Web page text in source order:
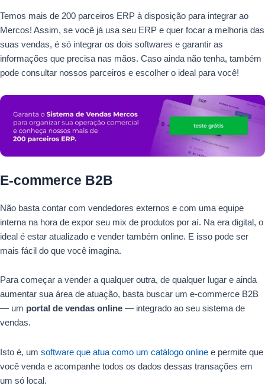
Temos mais de 200 parceiros ERP à disposição para integrar ao
Mercos! Assim, se você já usa seu ERP e quer focar a melhoria das
suas vendas, é só integrar os dois softwares e garantir as
informações que precisa nas mãos. Caso ainda não tenha, também
pode consultar nossos parceiros e escolher o ideal para você!
E-commerce B2B
Não basta contar com vendedores externos e com uma equipe
interna na hora de expor seu mix de produtos por aí. Na era digital, o
ideal é estar atualizado e vender também online. E isso pode ser
mais fácil do que você imagina.
Para começar a vender a qualquer outra, de qualquer lugar e ainda
aumentar sua área de atuação, basta buscar um e-commerce B2B
— um portal de vendas online — integrado ao seu sistema de
vendas.
Isto é, um software que atua como um catálogo online e permite que
você venda e acompanhe todos os dados dessas transações em
um só local.